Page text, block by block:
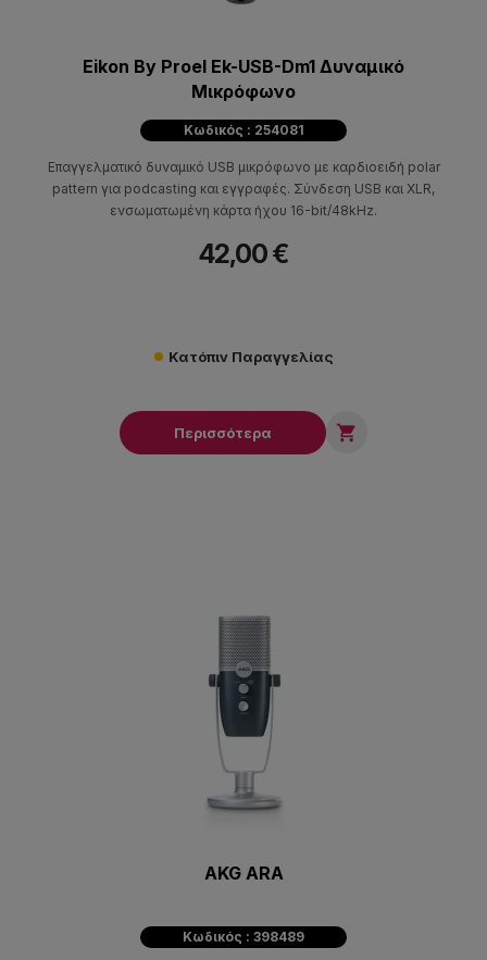
Eikon By Proel Ek-USB-Dm1 Δυναμικό
Μικρόφωνο
Κωδικός : 254081
Επαγγελματικό δυναμικό USB μικρόφωνο με καρδιοειδή polar
pattern για podcasting και εγγραφές. Σύνδεση USB και XLR,
ενσωματωμένη κάρτα ήχου 16-bit/48kHz.
42,00 €
Κατόπιν Παραγγελίας
Περισσότερα 
AKG ARA
Κωδικός : 398489